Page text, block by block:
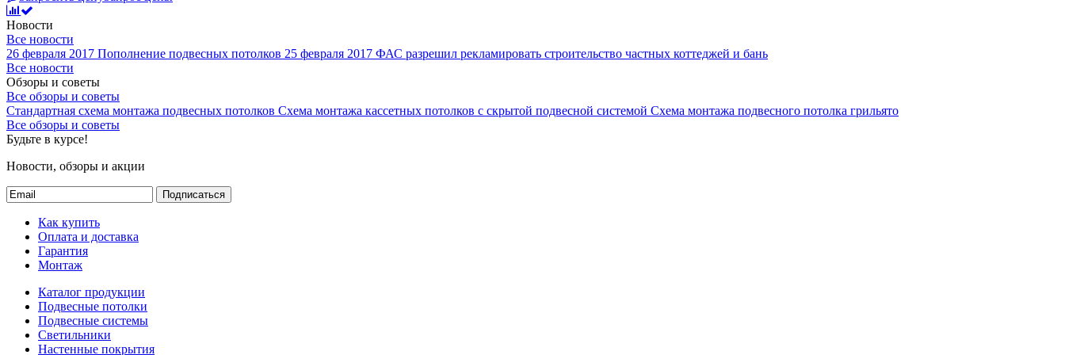
Новости
Все новости
26 февраля 2017 Пополнение подвесных потолков 25 февраля 2017 ФАС разрешил рекламировать строительство частных коттеджей и бань
Все новости
Обзоры и советы
Все обзоры и советы
Стандартная схема монтажа подвесных потолков Схема монтажа кассетных потолков с скрытой подвесной системой Схема монтажа подвесного потолка грильято
Все обзоры и советы
Будьте в курсе!
Новости, обзоры и акции
Подписаться
Как купить
Оплата и доставка
Гарантия
Монтаж
Каталог продукции
Подвесные потолки
Подвесные системы
Светильники
Настенные покрытия